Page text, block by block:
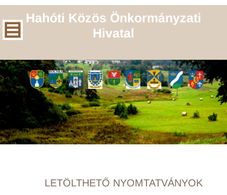
Hahóti Közös Önkormányzati
Hivatal
LETÖLTHETŐ NYOMTATVÁNYOK